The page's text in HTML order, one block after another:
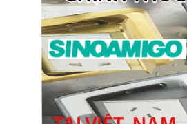
Ổ cắm âm bàn đảo bếp nâng
hạ, tích hợp sạc không dây, loa
bluetooth Sinoamigo STP-